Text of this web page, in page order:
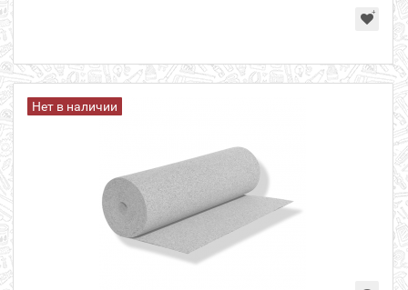
Нет в наличии